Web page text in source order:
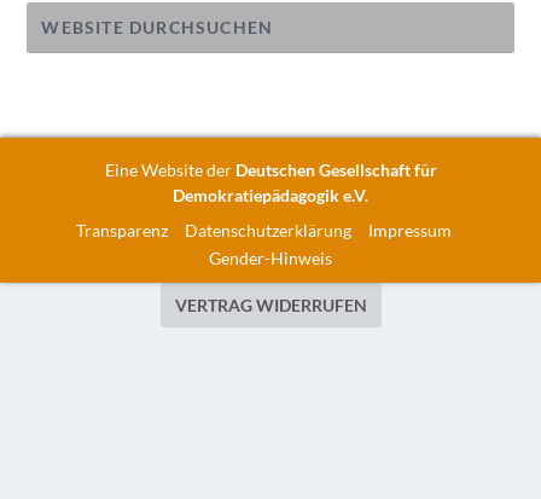
Eine Website der Deutschen Gesellschaft für
Demokratiepädagogik e.V.
Transparenz
Datenschutzerklärung
Impressum
Gender-Hinweis
VERTRAG WIDERRUFEN